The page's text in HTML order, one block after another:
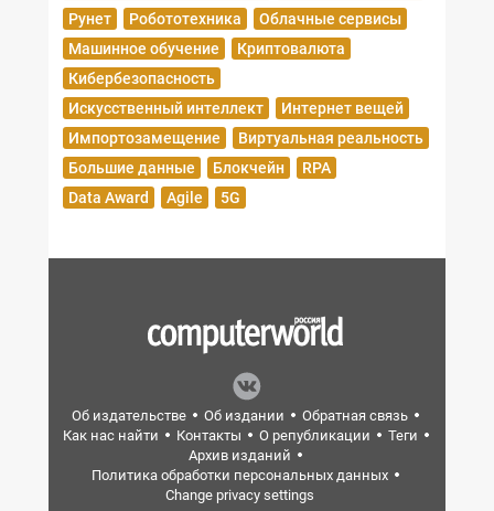
Рунет
Робототехника
Облачные сервисы
Машинное обучение
Криптовалюта
Кибербезопасность
Искусственный интеллект
Интернет вещей
Импортозамещение
Виртуальная реальность
Большие данные
Блокчейн
RPA
Data Award
Agile 5G
Об издательстве Об издании
Обратная связь
Как нас найти
Контакты О републикации
Теги
Архив изданий
Политика обработки персональных данных
Change privacy settings